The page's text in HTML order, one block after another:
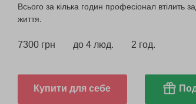
Всього за кілька годин професіонал втілить
життя.
7300 грн до 4 люд. 2 год.
Купити для себе